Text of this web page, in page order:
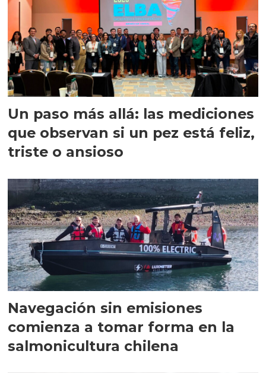
Un paso más allá: las mediciones
que observan si un pez está feliz,
triste o ansioso
Navegación sin emisiones
comienza a tomar forma en la
salmonicultura chilena